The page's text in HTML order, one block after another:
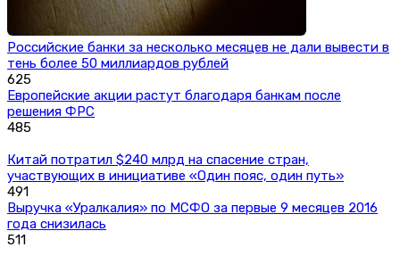
Российские банки за несколько месяцев не дали вывести в
тень более 50 миллиардов рублей
625
Европейские акции растут благодаря банкам после
решения ФРС
485
Китай потратил $240 млрд на спасение стран,
участвующих в инициативе «Один пояс, один путь»
491
Выручка «Уралкалия» по МСФО за первые 9 месяцев 2016
года снизилась
511